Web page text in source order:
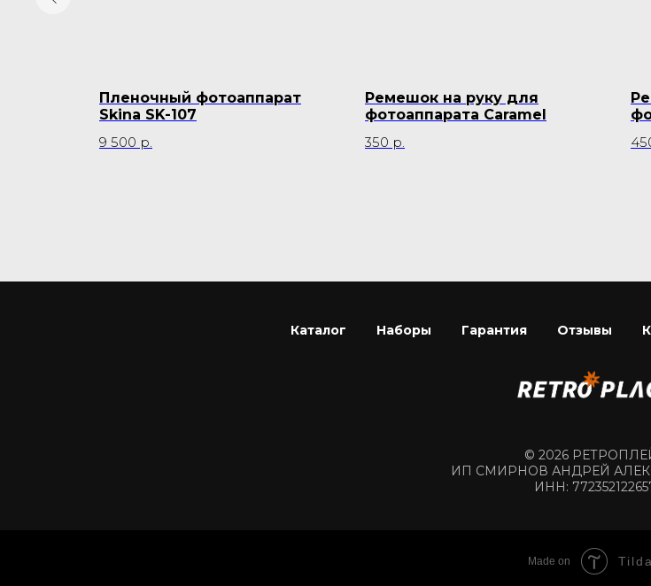
Пленочный фотоаппарат
Skina SK-107
9 500 р.
Ремешок на руку для
фотоаппарата Caramel
350 р.
Каталог Наборы Гарантия Отзывы
© 2026
ИП СМИРНОВ АНДРЕЙ
ИНН:
Made on Tilda